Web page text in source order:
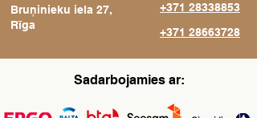
Bruņinieku iela 27,
Rīga
+371 28338853
+371 28663728
Sadarbojamies ar: